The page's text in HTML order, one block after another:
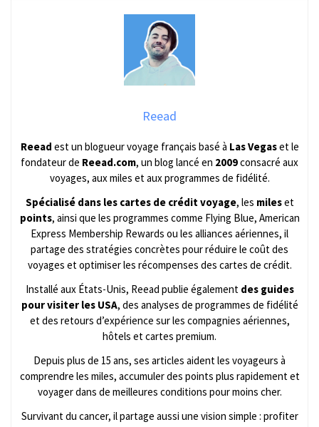
Reead
Reead est un blogueur voyage français basé à Las Vegaset le
fondateur de Reead.com, un blog lancé en 2009consacré aux
voyages, aux miles et aux programmes de fidélité.
Spécialisé dans les cartes de crédit voyage, les mileset
points, ainsi que les programmes comme Flying Blue, American
Express Membership Rewards ou les alliances aériennes, il
partage des stratégies concrètes pour réduire le coût des
voyages et optimiser les récompenses des cartes de crédit.
Installé aux États-Unis, Reead publie également des guides
pour visiter les USA, des analyses de programmes de fidélité
et des retours d’expérience sur les compagnies aériennes,
hôtels et cartes premium.
Depuis plus de 15 ans, ses articles aident les voyageurs à
comprendre les miles, accumuler des points plus rapidement et
voyager dans de meilleures conditions pour moins cher.
Survivant du cancer, il partage aussi une vision simple : profiter